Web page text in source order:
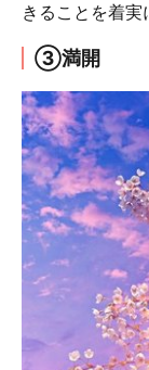
きることを着実
③満開